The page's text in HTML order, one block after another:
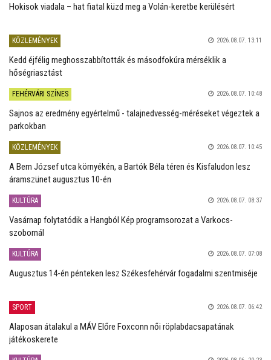
Hokisok viadala – hat fiatal küzd meg a Volán-keretbe kerülésért
KÖZLEMÉNYEK 2026.08.07. 13:11
Kedd éjfélig meghosszabbították és másodfokúra mérséklik a
hőségriasztást
FEHÉRVÁRI SZÍNES 2026.08.07. 10:48
Sajnos az eredmény egyértelmű - talajnedvesség-méréseket végeztek a
parkokban
KÖZLEMÉNYEK 2026.08.07. 10:45
A Bem József utca környékén, a Bartók Béla téren és Kisfaludon lesz
áramszünet augusztus 10-én
KULTÚRA 2026.08.07. 08:37
Vasárnap folytatódik a Hangból Kép programsorozat a Varkocs-
szobornál
KULTÚRA 2026.08.07. 07:08
Augusztus 14-én pénteken lesz Székesfehérvár fogadalmi szentmiséje
SPORT 2026.08.07. 06:42
Alaposan átalakul a MÁV Előre Foxconn női röplabdacsapatának
játékoskerete